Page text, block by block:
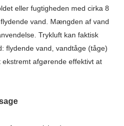
eller fugtigheden med cirka 8
vand. Mængden af ​​vand
Trykluft kan faktisk
flydende vand, vandtåge (tåge)
afgørende effektivt at